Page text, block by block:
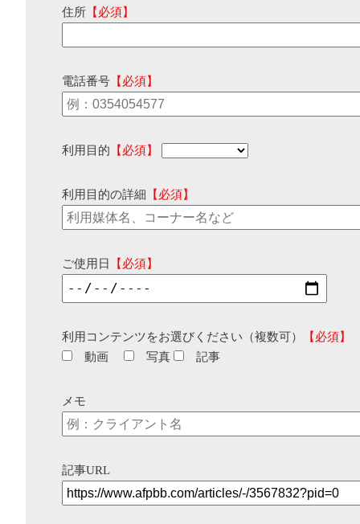
住所 【必須】
電話番号 【必須】
利用目的 【必須】
利用目的の詳細 【必須】
ご使用日 【必須】
利用コンテンツをお選びください（複数可）
【必須】
動画
写真 記事
メモ
記事URL